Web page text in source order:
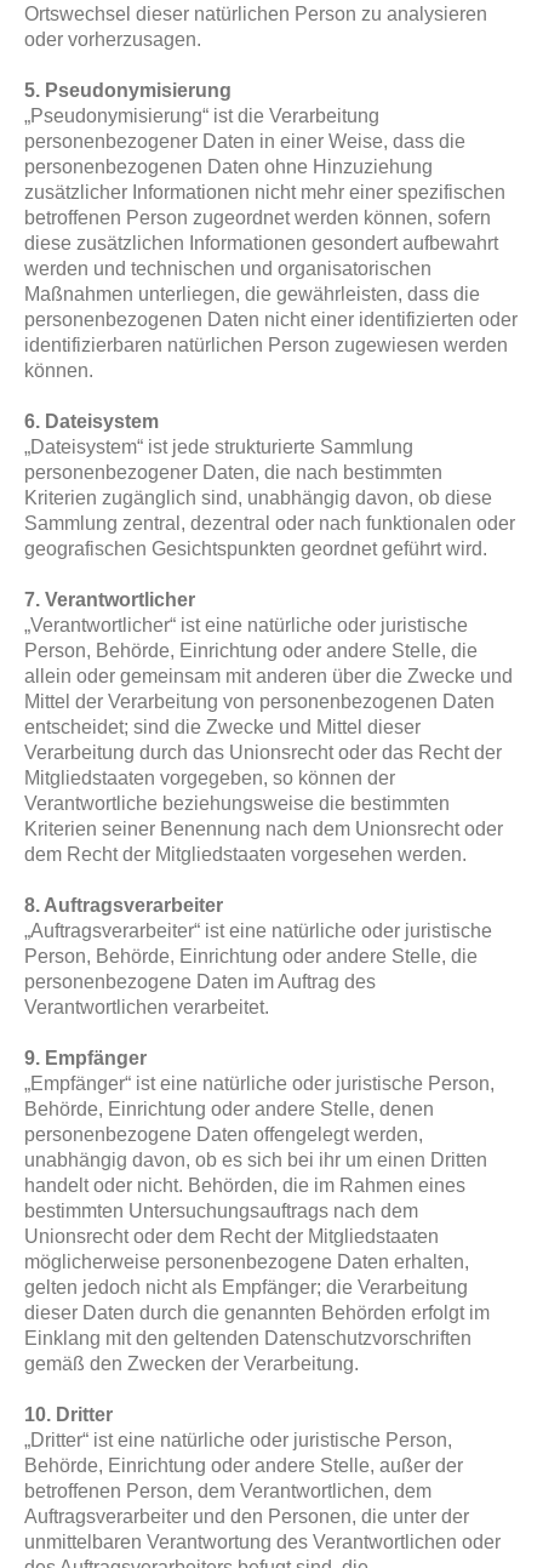
Ortswechsel dieser natürlichen Person zu analysieren
oder vorherzusagen.
5. Pseudonymisierung
„Pseudonymisierung“ ist die Verarbeitung
personenbezogener Daten in einer Weise, dass die
personenbezogenen Daten ohne Hinzuziehung
zusätzlicher Informationen nicht mehr einer spezifischen
betroffenen Person zugeordnet werden können, sofern
diese zusätzlichen Informationen gesondert aufbewahrt
werden und technischen und organisatorischen
Maßnahmen unterliegen, die gewährleisten, dass die
personenbezogenen Daten nicht einer identifizierten oder
identifizierbaren natürlichen Person zugewiesen werden
können.
6. Dateisystem
„Dateisystem“ ist jede strukturierte Sammlung
personenbezogener Daten, die nach bestimmten
Kriterien zugänglich sind, unabhängig davon, ob diese
Sammlung zentral, dezentral oder nach funktionalen oder
geografischen Gesichtspunkten geordnet geführt wird.
7. Verantwortlicher
„Verantwortlicher“ ist eine natürliche oder juristische
Person, Behörde, Einrichtung oder andere Stelle, die
allein oder gemeinsam mit anderen über die Zwecke und
Mittel der Verarbeitung von personenbezogenen Daten
entscheidet; sind die Zwecke und Mittel dieser
Verarbeitung durch das Unionsrecht oder das Recht der
Mitgliedstaaten vorgegeben, so können der
Verantwortliche beziehungsweise die bestimmten
Kriterien seiner Benennung nach dem Unionsrecht oder
dem Recht der Mitgliedstaaten vorgesehen werden.
8. Auftragsverarbeiter
„Auftragsverarbeiter“ ist eine natürliche oder juristische
Person, Behörde, Einrichtung oder andere Stelle, die
personenbezogene Daten im Auftrag des
Verantwortlichen verarbeitet.
9. Empfänger
„Empfänger“ ist eine natürliche oder juristische Person,
Behörde, Einrichtung oder andere Stelle, denen
personenbezogene Daten offengelegt werden,
unabhängig davon, ob es sich bei ihr um einen Dritten
handelt oder nicht. Behörden, die im Rahmen eines
bestimmten Untersuchungsauftrags nach dem
Unionsrecht oder dem Recht der Mitgliedstaaten
möglicherweise personenbezogene Daten erhalten,
gelten jedoch nicht als Empfänger; die Verarbeitung
dieser Daten durch die genannten Behörden erfolgt im
Einklang mit den geltenden Datenschutzvorschriften
gemäß den Zwecken der Verarbeitung.
10. Dritter
„Dritter“ ist eine natürliche oder juristische Person,
Behörde, Einrichtung oder andere Stelle, außer der
betroffenen Person, dem Verantwortlichen, dem
Auftragsverarbeiter und den Personen, die unter der
unmittelbaren Verantwortung des Verantwortlichen oder